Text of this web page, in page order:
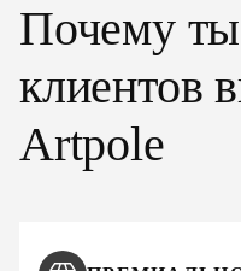
Почему
клиентов
Artpole